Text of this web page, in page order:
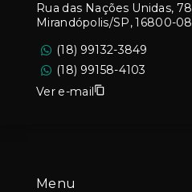
Menu
Rua das Nações Unidas,
Mirandópolis/SP, 16800-
(18) 99132-3849
(18) 99158-4103
Ver e-mail